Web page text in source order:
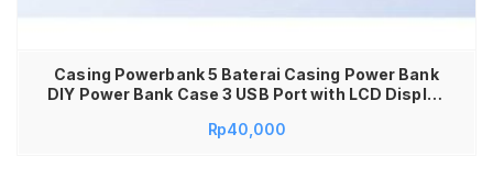
Casing Powerbank 5 Baterai Casing Power Bank
DIY Power Bank Case 3 USB Port with LCD Display
Rp40,000